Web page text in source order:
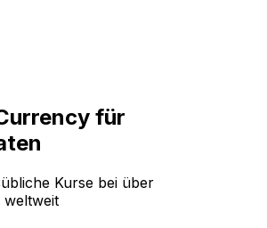
für
Kurse bei über